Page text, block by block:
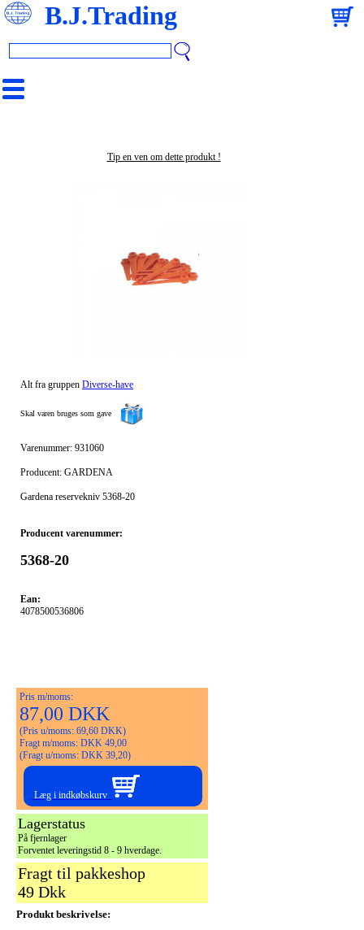
B.J.Trading
Tip en ven om dette produkt !
Alt fra gruppen Diverse-have
Skal varen bruges som gave
Varenummer: 931060
Producent: GARDENA
Gardena reservekniv 5368-20
Producent varenummer:
5368-20
Ean:
4078500536806
Pris m/moms:
87,00 DKK
(Pris u/moms: 69,60 DKK)
Fragt m/moms: DKK 49,00
(Fragt u/moms: DKK 39,20)
Læg i indkøbskurv
Lagerstatus
På fjernlager
Forventet leveringstid 8 - 9 hverdage.
Fragt til pakkeshop
49 Dkk
Produkt beskrivelse: